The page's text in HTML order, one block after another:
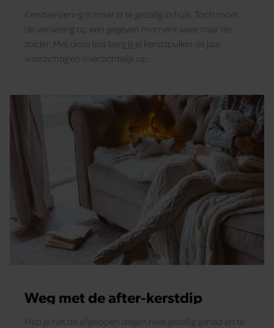
Kerstversiering is maar al te gezellig in huis. Toch moet
de versiering op een gegeven moment weer naar de
zolder. Met deze tips berg jij je kerstspullen dit jaar
voorzichtig en overzichtelijk op.
Weg met de after-kerstdip
Heb je het de afgelopen dagen heel gezellig gehad en te